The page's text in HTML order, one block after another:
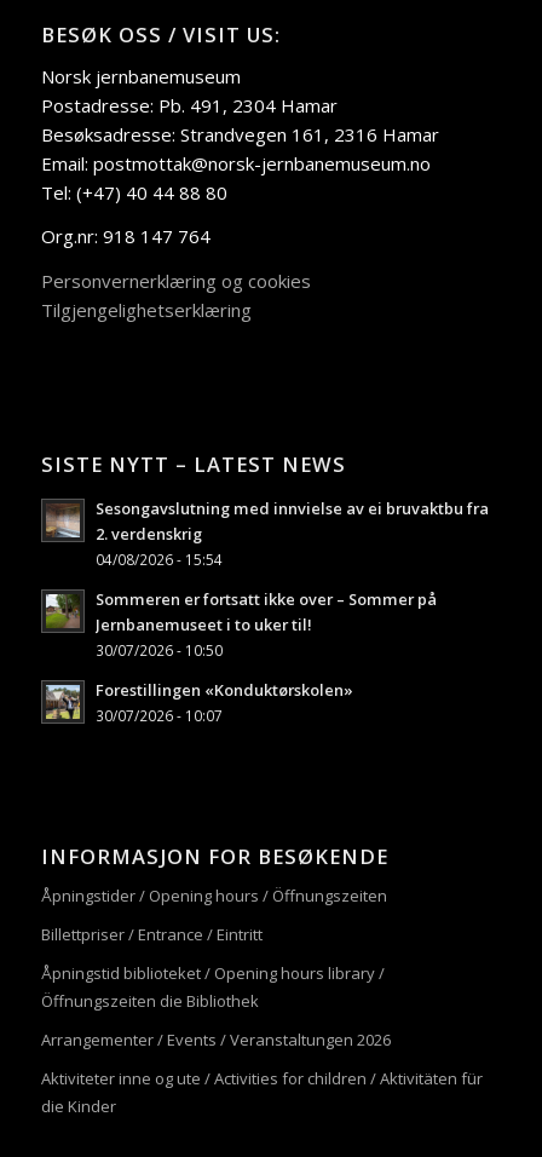
BESØK OSS / VISIT US:
Norsk jernbanemuseum
Postadresse: Pb. 491, 2304 Hamar
Besøksadresse: Strandvegen 161, 2316 Hamar
Email: postmottak@norsk-jernbanemuseum.no
Tel: (+47) 40 44 88 80
Org.nr: 918 147 764
Personvernerklæring og cookies
Tilgjengelighetserklæring
SISTE NYTT – LATEST NEWS
Sesongavslutning med innvielse av ei bruvaktbu fra
2. verdenskrig
04/08/2026 - 15:54
Sommeren er fortsatt ikke over – Sommer på
Jernbanemuseet i to uker til!
30/07/2026 - 10:50
Forestillingen «Konduktørskolen»
30/07/2026 - 10:07
INFORMASJON FOR BESØKENDE
Åpningstider / Opening hours / Öffnungszeiten
Billettpriser / Entrance / Eintritt
Åpningstid biblioteket / Opening hours library /
Öffnungszeiten die Bibliothek
Arrangementer / Events / Veranstaltungen 2026
Aktiviteter inne og ute / Activities for children / Aktivitäten für
die Kinder